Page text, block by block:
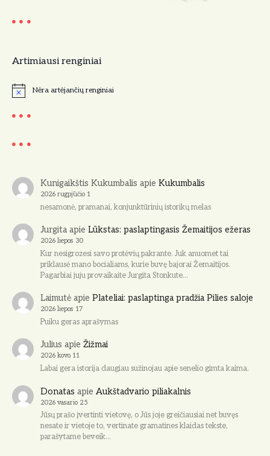
Artimiausi renginiai
N
t
e
Nėra artėjančių renginiai
Kunigaikštis Kukumbalis apie Kukumbalis
2026 rugpjūčio 1
nesamonė, pramanai, konjunktūrinių istorikų melas
Jurgitaapie Lūkstas: paslaptingasis Žemaitijos ežeras
2026 liepos 30
Kur nesigrozesi savo protėvių pakrante. Juk anuomet tai
priklausė mano bocialiams, kurie buvę bajorai Žemaitijos.
Pagarbiai juju provaikaite Jurgita Stonkute…
Laimutėapie Plateliai: paslaptinga pradžia Pilies saloje
2026 liepos 17
Puiku geras aprašymas
Julius apie Žižmai
2026 kovo 11
Labai gera istorija daugiau sužinojau apie senelio gimta kaima.
Donatas apie Aukštadvario piliakalnis
2026 vasario 25
Jūsų prašo įvertinti vietovę, o Jūs joje greičiausiai net buvęs
nesate ir vietoje to, vertinate gramatines klaidas tekste,
parašytame beveik…